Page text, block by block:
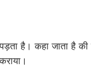
है। कहा जाता है की